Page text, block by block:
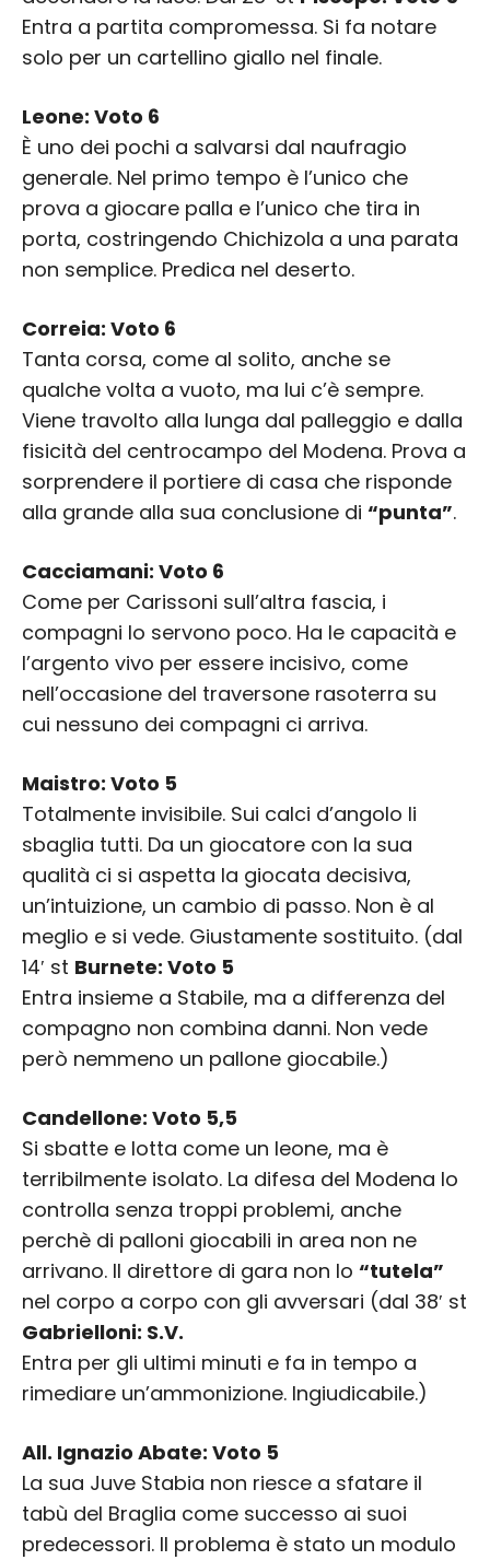
Entra a partita compromessa. Si fa notare
solo per un cartellino giallo nel finale.
Leone: Voto 6
È uno dei pochi a salvarsi dal naufragio
generale. Nel primo tempo è l’unico che
prova a giocare palla e l’unico che tira in
porta, costringendo Chichizola a una parata
non semplice. Predica nel deserto.
Correia: Voto 6
Tanta corsa, come al solito, anche se
qualche volta a vuoto, ma lui c’è sempre.
Viene travolto alla lunga dal palleggio e dalla
fisicità del centrocampo del Modena. Prova a
sorprendere il portiere di casa che risponde
alla grande alla sua conclusione di “punta”.
Cacciamani: Voto 6
Come per Carissoni sull’altra fascia, i
compagni lo servono poco. Ha le capacità e
l’argento vivo per essere incisivo, come
nell’occasione del traversone rasoterra su
cui nessuno dei compagni ci arriva.
Maistro: Voto 5
Totalmente invisibile. Sui calci d’angolo li
sbaglia tutti. Da un giocatore con la sua
qualità ci si aspetta la giocata decisiva,
un’intuizione, un cambio di passo. Non è al
meglio e si vede. Giustamente sostituito. (dal
14′ st Burnete: Voto 5
Entra insieme a Stabile, ma a differenza del
compagno non combina danni. Non vede
però nemmeno un pallone giocabile.)
Candellone: Voto 5,5
Si sbatte e lotta come un leone, ma è
terribilmente isolato. La difesa del Modena lo
controlla senza troppi problemi, anche
perchè di palloni giocabili in area non ne
arrivano. Il direttore di gara non lo “tutela”
nel corpo a corpo con gli avversari (dal 38′ st
Gabrielloni: S.V.
Entra per gli ultimi minuti e fa in tempo a
rimediare un’ammonizione. Ingiudicabile.)
All. Ignazio Abate: Voto 5
La sua Juve Stabia non riesce a sfatare il
tabù del Braglia come successo ai suoi
predecessori. Il problema è stato un modulo